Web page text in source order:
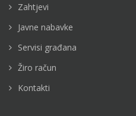
Zahtjevi
Javne nabavke
Servisi građana
Žiro račun
Kontakti